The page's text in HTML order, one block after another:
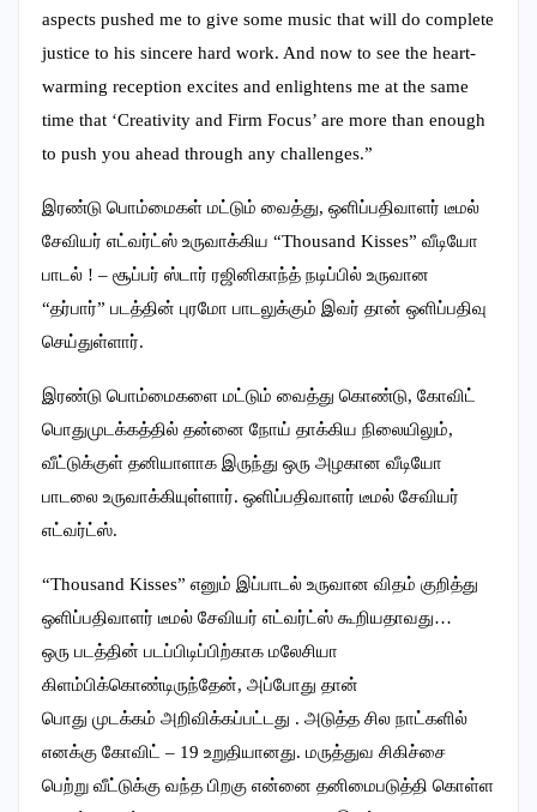
aspects pushed me to give some music that will do complete
justice to his sincere hard work. And now to see the heart-
warming reception excites and enlightens me at the same
time that ‘Creativity and Firm Focus’ are more than enough
to push you ahead through any challenges.”
இரண்டு பொம்மைகள் மட்டும் வைத்து, ஒளிப்பதிவாளர் டீமல்
சேவியர் எட்வர்ட்ஸ் உருவாக்கிய “Thousand Kisses” வீடியோ
பாடல் ! – சூப்பர் ஸ்டார் ரஜினிகாந்த் நடிப்பில் உருவான
“தர்பார்” படத்தின் புரமோ பாடலுக்கும் இவர் தான் ஒளிப்பதிவு
செய்துள்ளார்.
இரண்டு பொம்மைகளை மட்டும் வைத்து கொண்டு, கோவிட்
பொதுமுடக்கத்தில் தன்னை நோய் தாக்கிய நிலையிலும்,
வீட்டுக்குள் தனியாளாக இருந்து ஒரு அழகான வீடியோ
பாடலை உருவாக்கியுள்ளார். ஒளிப்பதிவாளர் டீமல் சேவியர்
எட்வர்ட்ஸ்.
“Thousand Kisses” எனும் இப்பாடல் உருவான விதம் குறித்து
ஒளிப்பதிவாளர் டீமல் சேவியர் எட்வர்ட்ஸ் கூறியதாவது…
ஒரு படத்தின் படப்பிடிப்பிற்காக மலேசியா
கிளம்பிக்கொண்டிருந்தேன், அப்போது தான்
பொது முடக்கம் அறிவிக்கப்பட்டது . அடுத்த சில நாட்களில்
எனக்கு கோவிட் – 19 உறுதியானது. மருத்துவ சிகிச்சை
பெற்று வீட்டுக்கு வந்த பிறகு என்னை தனிமைபடுத்தி கொள்ள